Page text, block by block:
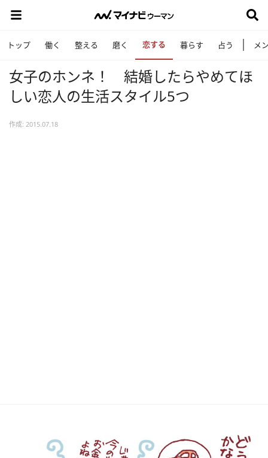
トップ 働く 整える 磨く 恋する 暮らす 占う メ
女子のホンネ！ 結婚したらやめてほ
しい恋人の生活スタイル5つ
作成: 2015.07.18